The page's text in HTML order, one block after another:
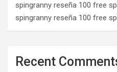
spingranny reseña 100 free
spingranny reseña 100 free
Recent